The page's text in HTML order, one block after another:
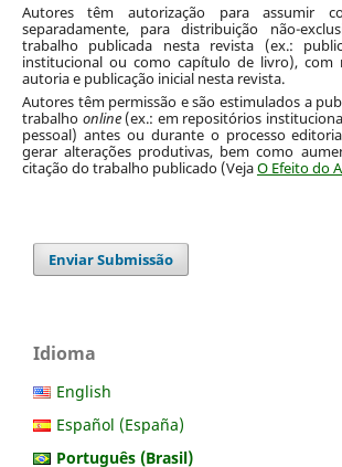
Autores têm autorização para assumir
separadamente, para distribuição não-
trabalho publicada nesta revista (ex.:
institucional ou como capítulo de livro), com
autoria e publicação inicial nesta revista.
Autores têm permissão e são estimulados a
trabalho online (ex.: em repositórios
pessoal) antes ou durante o processo
gerar alterações produtivas, bem como
citação do trabalho publicado (VejaO Efeito do
Enviar Submissão
Idioma
English
Español (España)
Português (Brasil)